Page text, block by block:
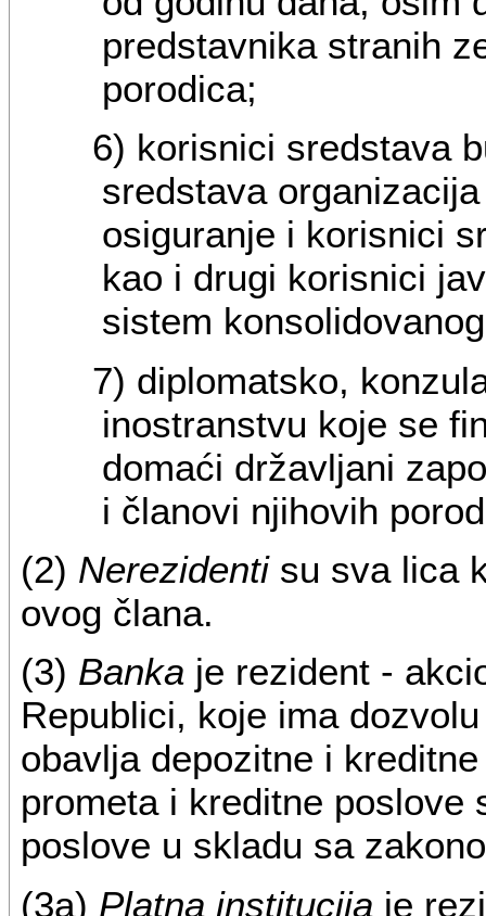
predstavnika stranih
porodica;
6) korisnici sredstava
sredstava
osiguranje i korisnici
kao i drugi korisnici
sistem
7) diplomatsko,
inostranstvu koje se
domaći državljani
i članovi njihovih
(2) Nerezidentisu sva lica
ovog člana.
(3) Bankaje rezident -
Republici, koje ima
obavlja depozitne i
prometa i kreditne poslove
poslove u skladu sa
(3a) Platna institucijaje